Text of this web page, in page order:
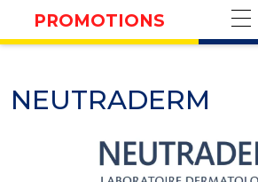
PROMOTIONS
NEUTRADERM